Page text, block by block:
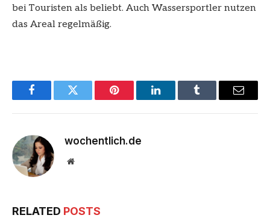
bei Touristen als beliebt. Auch Wassersportler nutzen
das Areal regelmäßig.
FacebookTwitter Pinterest LinkedInTumblr Email
wochentlich.de
Website
RELATED POSTS